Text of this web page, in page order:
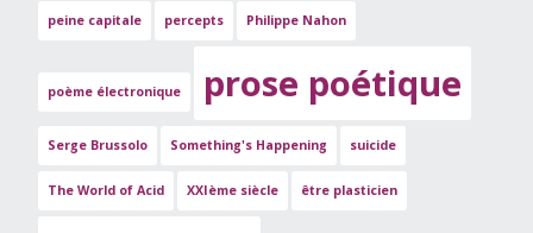
peine capitale percepts Philippe Nahon
poème électronique prose poétique
Serge Brussolo Something's Happening suicide
The World of Acid XXIème siècle être plasticien